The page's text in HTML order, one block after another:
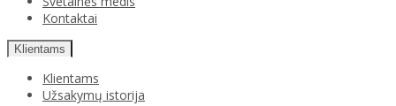
Kontaktai
Klientams
Klientams
Užsakymų istorija